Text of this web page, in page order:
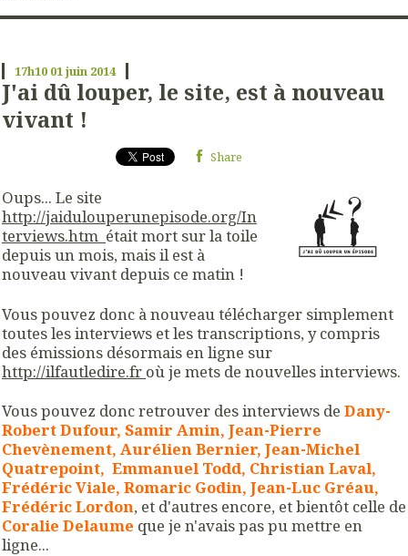
17h10 01juin 2014
J'ai dû louper, le site, est à nouveau
vivant !
Share
Oups... Le site
http://jaidulouperunepisode.org/In
terviews.htm était mort sur la toile
depuis un mois, mais il est à
nouveau vivant depuis ce matin !
Vous pouvez donc à nouveau télécharger simplement
toutes les interviews et les transcriptions, y compris
des émissions désormais en ligne sur
http://ilfautledire.fr où je mets de nouvelles interviews.
Vous pouvez donc retrouver des interviews de Dany-
Robert Dufour, Samir Amin, Jean-Pierre
Chevènement, Aurélien Bernier, Jean-Michel
Quatrepoint, Emmanuel Todd, Christian Laval,
Frédéric Viale, Romaric Godin, Jean-Luc Gréau,
Frédéric Lordon, et d'autres encore, et bientôt celle de
Coralie Delaume que je n'avais pas pu mettre en
ligne...